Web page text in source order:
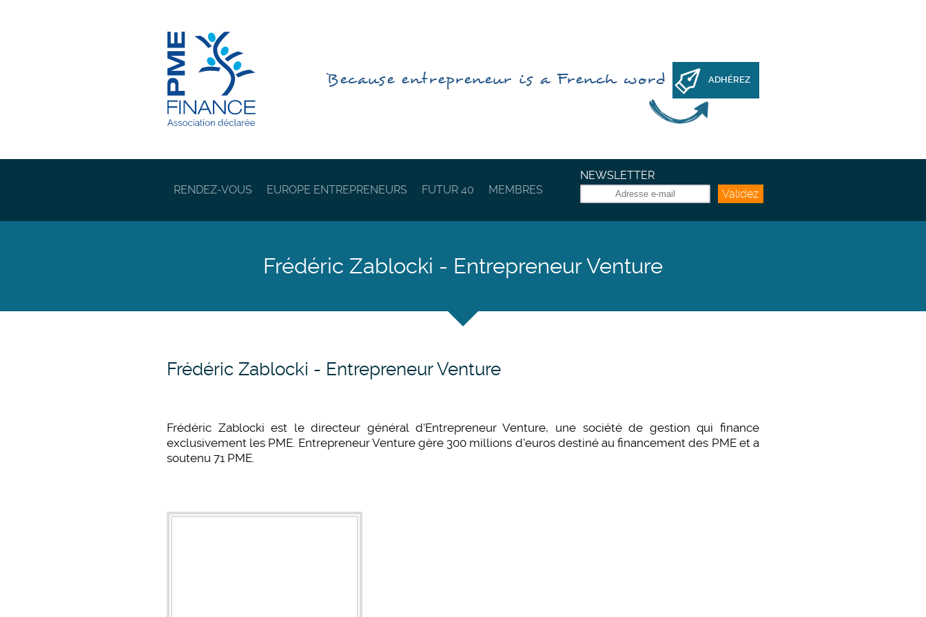
Because entrepreneur is aFrench word ADHÉREZ
RENDEZ-VOUS EUROPE ENTREPRENEURS FUTUR 40 MEMBRES
NEWSLETTER
Validez
Frédéric Zablocki - Entrepreneur Venture
Frédéric Zablocki - Entrepreneur Venture
Frédéric Zablocki est le directeur général d'Entrepreneur Venture, une société de gestion qui finance
exclusivement les PME. Entrepreneur Venture gère 300 millions d'euros destiné au financement des PME et a
soutenu 71 PME.